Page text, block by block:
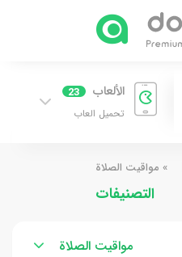
الألعاب 23
تحميل العاب
» مواقيت الصلاة
التصنيفات
مواقيت الصلاة